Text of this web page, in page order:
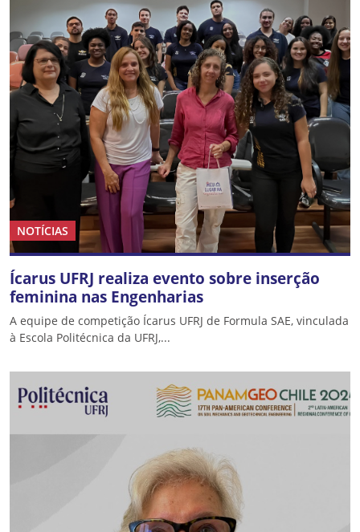
NOTÍCIAS
Ícarus UFRJ realiza evento sobre inserção
feminina nas Engenharias
A equipe de competição Ícarus UFRJ de Formula SAE, vinculada
à Escola Politécnica da UFRJ,...